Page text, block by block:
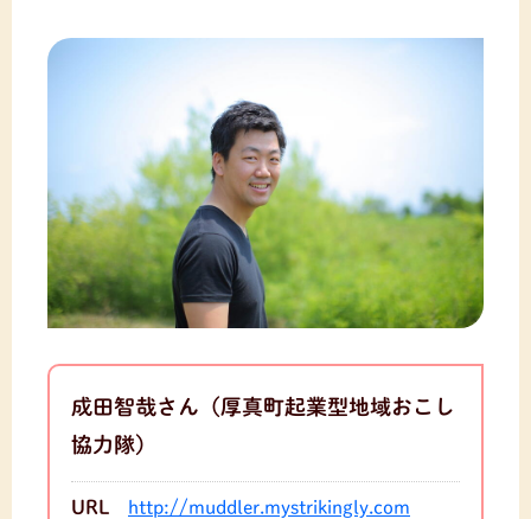
成田智哉さん（厚真町起業型地域おこし
協力隊）
URL http://muddler.mystrikingly.com